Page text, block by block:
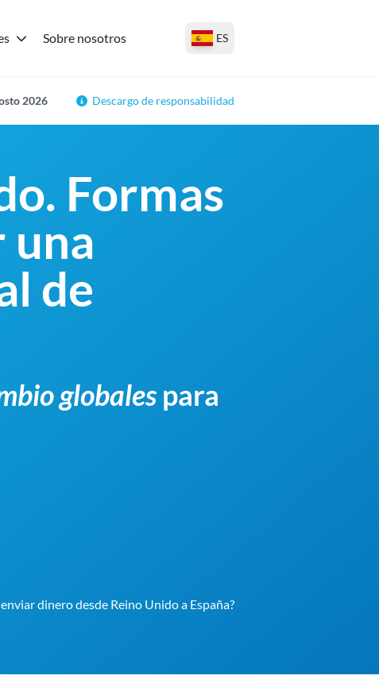
Sobre nosotros ES
2026 Descargo de responsabilidad
Formas
una
de
globalespara
dinero desde Reino Unido a España?